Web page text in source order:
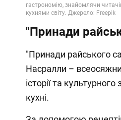
"Принади
"Принади райського
Насралли –
історії та
кухні.